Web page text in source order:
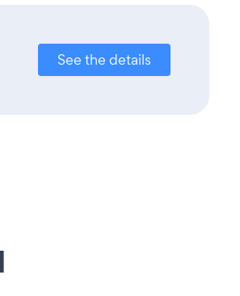
See the details